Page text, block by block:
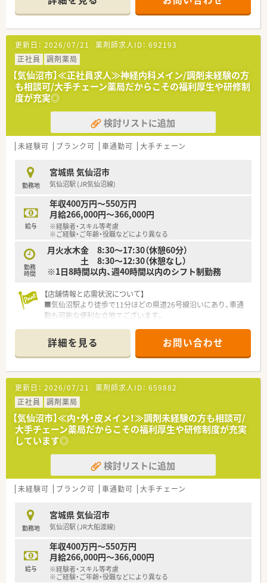
■薬剤師2名と事務2名の計4名体制で、チームワーク良く業務に
取り組んでいます。
【想定される業務内容】
■調剤業務や監査、服薬指導を中心に、患者様の健康管理をトー
タルでサポートします。
■音声入力システム等の最新機器を活用し、効率的かつ正確に薬
歴管理を行います。
■在庫管理システムにより、近隣店舗と連携して医薬品の在庫確
認や手配を行います。
【こんな方にオススメ】
■安定した経営基盤のある大手企業グループで、長く安心して働
き続けたい方に最適です。
きたい方におすすめです。
■ワークライフバランスを重視し、プライベートの時間も大切に
したい方に適しています。
更新日： 2026/07/21 薬剤師求人ID： 692193
正社員
調剤薬局
【気仙沼市】≪正社員求人≫神経内科メイン/調剤未経験の方
も相談可/大手チェーン薬局だからこその福利厚生や研修制
度が充実◎
検討リストに追加
未経験可 ブランク可 車通勤可 大手チェーン
勤務地
宮城県 気仙沼市
気仙沼駅 (JR気仙沼線)
給与
年収400万円～550万円
月給266,000円～366,000円
※経験者・スキル等考慮
※ご経験・ご年齢・役職などにより異なる
勤務
時間
月火水木金 8:30～17:30（休憩60分）
土 8:30～12:30（休憩なし）
※1日8時間以内、週40時間以内のシフト制勤務
【店舗情報と応需状況について】
■気仙沼駅より徒歩で11分ほどの県道26号線沿いにあり、車通
勤も可能な便利な立地でございます。
含み1日あたり80枚の処方箋を応需しています。
■薬剤師は常勤4名、非常勤11名、事務員2名体制と手厚い人員配
置で業務に取り組めます。
【法人特徴について】
■東証プライム上場企業である東邦ホールディングスのグルー
プ会社として全国に約350店舗以上展開しています。
■信頼される薬局を目指し、最新のICTを導入した薬歴管理や作
業の機械化を積極的に推進しています。
■在宅医療は東北から沖縄まで多くの店舗にて取り組み、地域医
療に深く貢献する企業でございます。
【こんな方にオススメ】
■脳神経内科の処方を集中的に学び、その分野の専門知識を深め
たいと考える方に最適な環境です。
充実しているため安心して挑戦できます。
■大手グループの安定した経営基盤と充実した福利厚生のもと
で、長期的に働きたい方に適しています。
詳細を見る お問い合わせ
更新日： 2026/07/21 薬剤師求人ID： 659882
正社員
調剤薬局
【気仙沼市】≪内・外・皮メイン！≫調剤未経験の方も相談可/
大手チェーン薬局だからこその福利厚生や研修制度が充実
しています◎
検討リストに追加
未経験可 ブランク可 車通勤可 大手チェーン
勤務地
宮城県 気仙沼市
気仙沼駅 (JR大船渡線)
給与
年収400万円～550万円
月給266,000円～366,000円
※経験者・スキル等考慮
※ご経験・ご年齢・役職などにより異なる